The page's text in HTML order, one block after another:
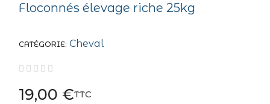
Floconnés élevage riche 25kg
CATÉGORIE Cheval
    
19,00 €TTC